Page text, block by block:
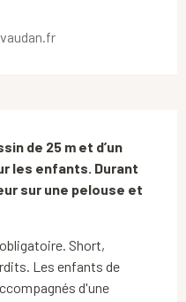
de 25 m et d’un
les enfants. Durant
sur une pelouse et
Short,
Les enfants de
d'une